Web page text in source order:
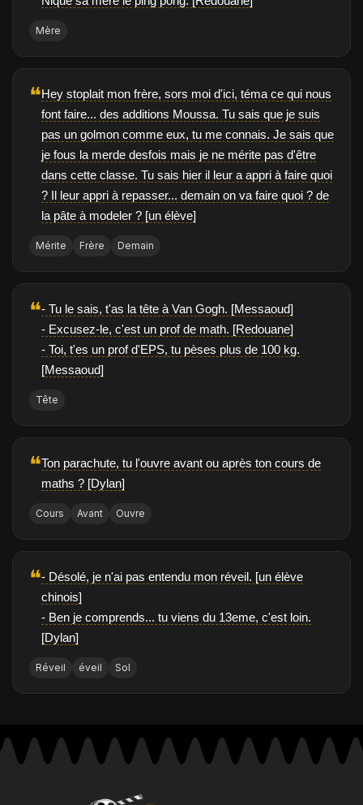
Mère
❝Hey stoplait mon frère, sors moi d'ici, téma ce qui nous
font faire... des additions Moussa. Tu sais que je suis
pas un golmon comme eux, tu me connais. Je sais que
je fous la merde desfois mais je ne mérite pas d'être
dans cette classe. Tu sais hier il leur a appri à faire quoi
? Il leur appri à repasser... demain on va faire quoi ? de
la pâte à modeler ? [un élève]
Mérite Frère Demain
❝- Tu le sais, t'as la tête à Van Gogh. [Messaoud]
- Excusez-le, c'est un prof de math. [Redouane]
- Toi, t'es un prof d'EPS, tu pèses plus de 100 kg.
[Messaoud]
Tête
❝Ton parachute, tu l'ouvre avant ou après ton cours de
maths ? [Dylan]
Cours Avant Ouvre
❝- Désolé, je n'ai pas entendu mon réveil. [un élève
chinois]
- Ben je comprends... tu viens du 13eme, c'est loin.
[Dylan]
Réveil éveil Sol